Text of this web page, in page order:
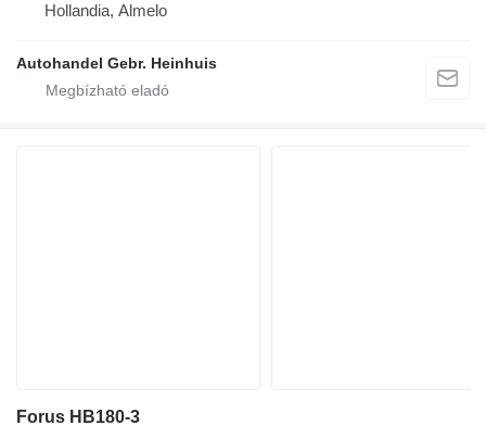
Hollandia, Almelo
Autohandel Gebr. Heinhuis
Forus HB180-3